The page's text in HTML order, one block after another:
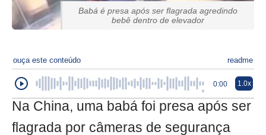
Babá é presa após ser flagrada agredindo
bebê dentro de elevador
ouça este conteúdo readme
0:00 1.0x
Na China, uma babá foi presa após ser
flagrada por câmeras de segurança